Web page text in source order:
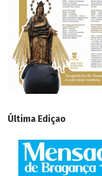
Última Ediçao